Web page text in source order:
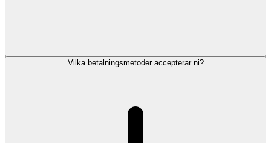
Vilka betalningsmetoder accepterar ni?